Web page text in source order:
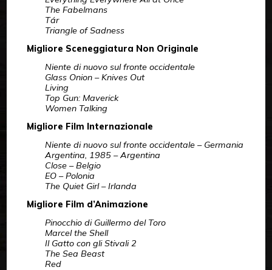
The Fabelmans
Tár
Triangle of Sadness
Migliore Sceneggiatura Non Originale
Niente di nuovo sul fronte occidentale
Glass Onion – Knives Out
Living
Top Gun: Maverick
Women Talking
Migliore Film Internazionale
Niente di nuovo sul fronte occidentale – Germania
Argentina, 1985 – Argentina
Close – Belgio
EO – Polonia
The Quiet Girl – Irlanda
Migliore Film d’Animazione
Pinocchio di Guillermo del Toro
Marcel the Shell
Il Gatto con gli Stivali 2
The Sea Beast
Red